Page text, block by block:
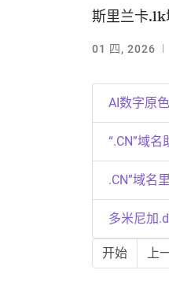
斯里兰卡.lk
01 四, 2026
AI数字原
“.CN”域
.CN”域名
多米尼加
开始 上